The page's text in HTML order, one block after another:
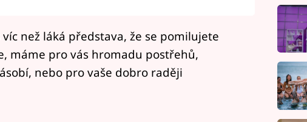
než láká představa, že se pomilujete
máme pro vás hromadu postřehů,
nebo pro vaše dobro raději